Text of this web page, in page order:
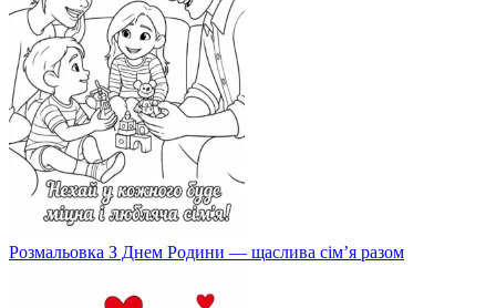
Розмальовка З Днем Родини — щаслива сім’я разом